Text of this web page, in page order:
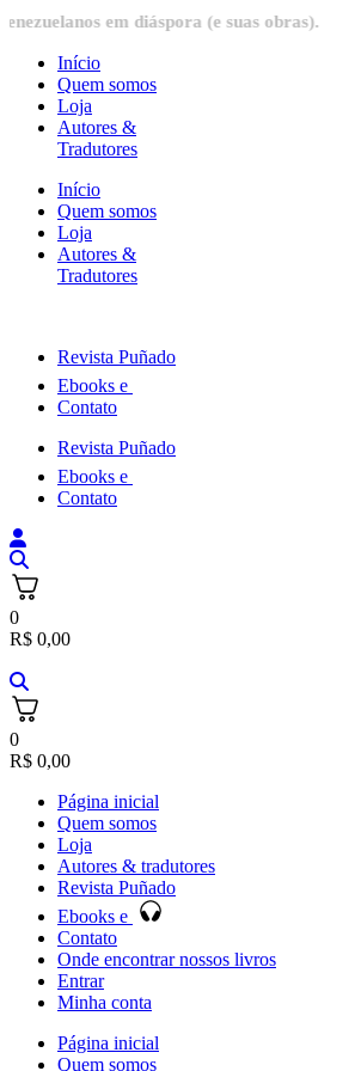
Ir
conteúdo
em diáspora (e suas obras).
Início
Quem somos
Loja
Autores &
Tradutores
Início
Quem somos
Loja
Autores &
Tradutores
Revista Puñado
Ebooks e
Contato
Revista Puñado
Ebooks e
Contato
0
R$ 0,00
0
R$ 0,00
Página inicial
Quem somos
Loja
Autores & tradutores
Revista Puñado
Ebooks e
Contato
Onde encontrar nossos livros
Entrar
Minha conta
Página inicial
Quem somos